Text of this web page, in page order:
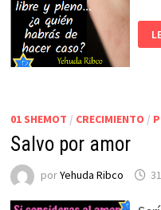
01 SHEMOT / CRECIMIENTO /
Salvo por amor
porYehuda Ribco